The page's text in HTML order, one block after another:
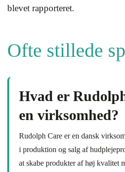
blevet rapporteret.
Ofte stillede
Hvad er
en virksomhed?
Rudolph Care er en dansk
i produktion og salg af
at skabe produkter af høj kvalitet